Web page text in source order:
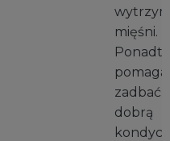
mięśni.
Ponadto
zadbać
dobrą